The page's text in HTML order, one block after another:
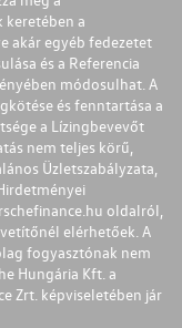
a
akár egyéb fedezetet
és a Referencia
módosulhat. A
és fenntartása a
a Lízingbevevőt
nem teljes körű,
Üzletszabályzata,
oldalról,
elérhetőek. A
fogyasztónak nem
Hungária Kft. a
Zrt. képviseletében jár